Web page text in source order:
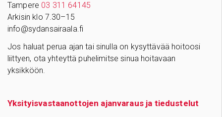
Tampere 03 311 64145
Arkisin klo 7.30–15
info@sydansairaala.fi
Jos haluat perua ajan tai sinulla on kysyttävää hoitoosi
liittyen, ota yhteyttä puhelimitse sinua hoitavaan
yksikköön.
Yksityisvastaanottojen ajanvaraus ja tiedustelut